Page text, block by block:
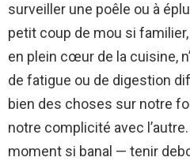
surveiller une poêle ou à
petit coup de mou si
en plein cœur de la cuisine,
de fatigue ou de digestion
bien des choses sur notre
notre complicité avec
moment si banal — tenir